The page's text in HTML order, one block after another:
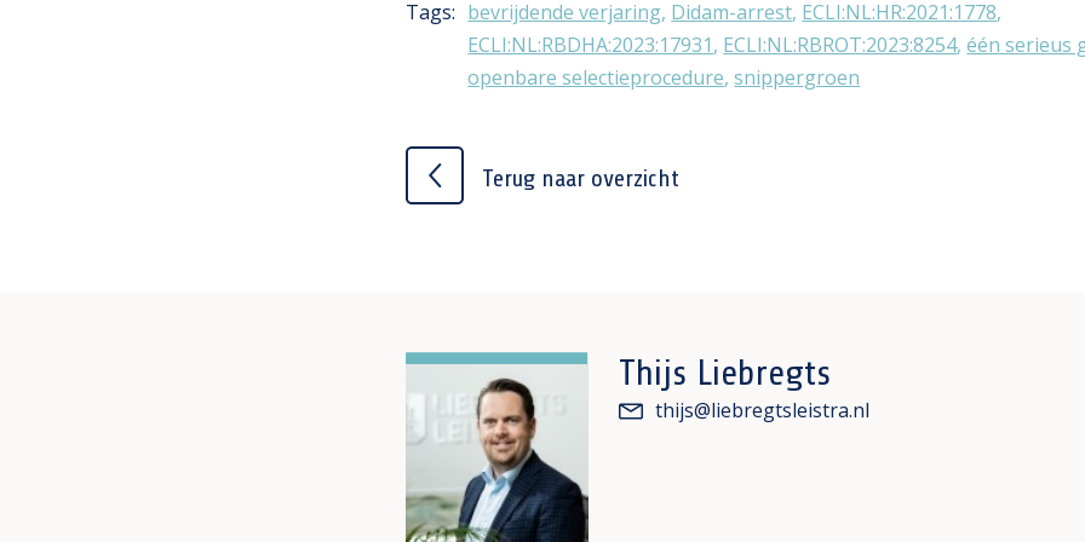
Tags: bevrijdende verjaring, Didam-arrest, ECLI:NL:HR:2021:1778,
ECLI:NL:RBDHA:2023:17931, ECLI:NL:RBROT:2023:8254,één serieus
openbare selectieprocedure,snippergroen
Terug naar overzicht
Thijs Liebregts
thijs@liebregtsleistra.nl